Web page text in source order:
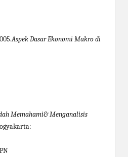
Aspek Dasar Ekonomi Makro di
Memahami& Menganalisis